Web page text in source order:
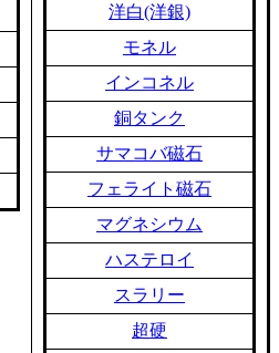
洋白(洋銀)
モネル
インコネル
銅タンク
サマコバ磁石
フェライト磁石
マグネシウム
ハステロイ
スラリー
超硬